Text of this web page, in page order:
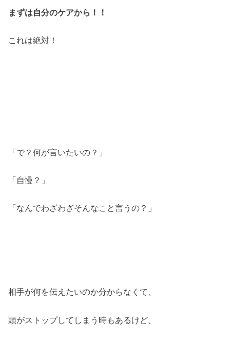
まずは自分のケアから！！
これは絶対！
「で？何が言いたいの？」
「自慢？」
「なんでわざわざそんなこと言うの？」
相手が何を伝えたいのか分からなくて、
頭がストップしてしまう時もあるけど、